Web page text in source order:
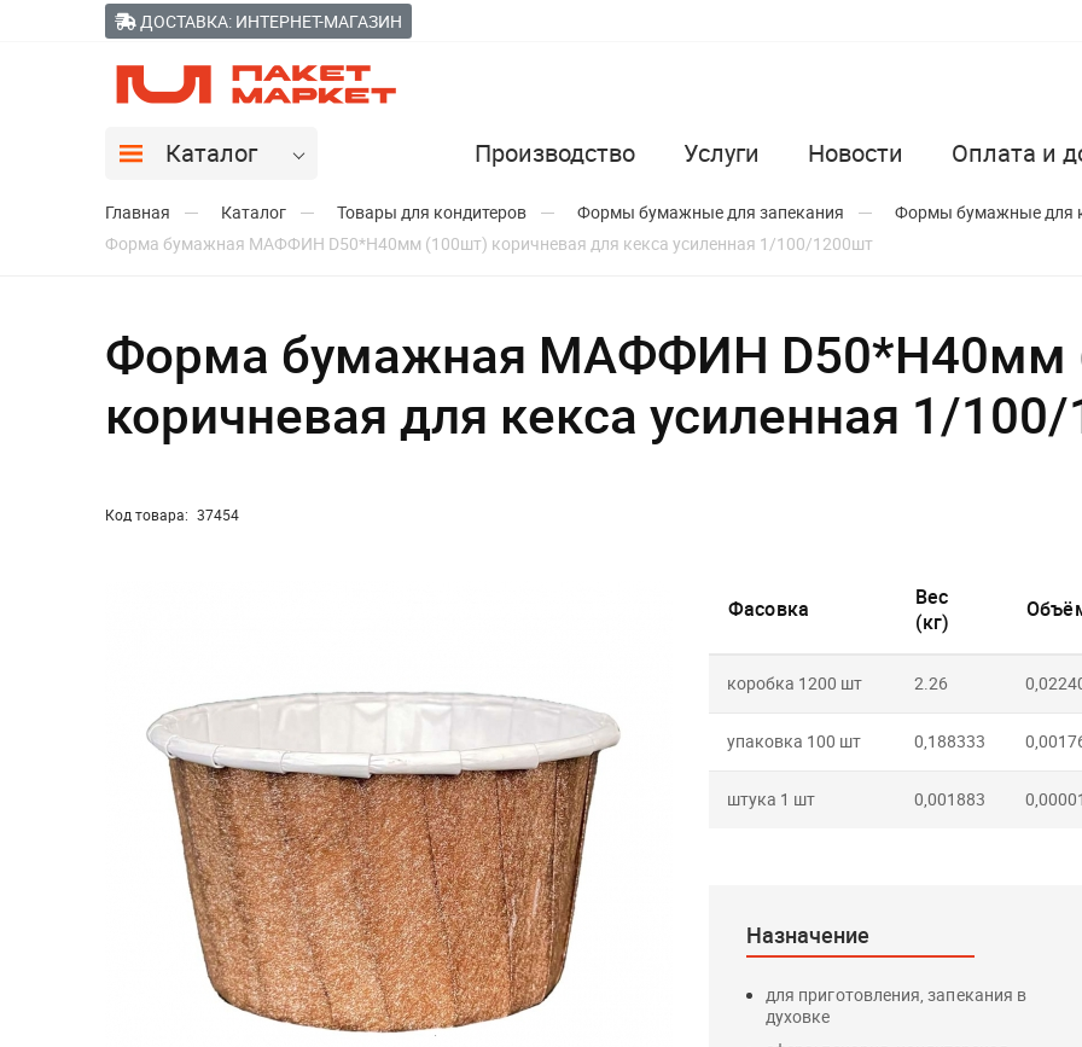
ДОСТАВКА: ИНТЕРНЕТ-МАГАЗИН
Каталог Производство Услуги Новости Оплата и
Главная Каталог Товары для кондитеров Формы бумажные для запекания
Формы бумажные для
Форма бумажная МАФФИН D50*H40мм (100шт) коричневая для кекса усиленная 1/100/1200шт
Форма бумажная МАФФИН D50*H40мм
коричневая для кекса усиленная 1/
Код товара: 37454
Фасовка
Вес
(кг)
коробка 1200 шт 2.26
упаковка 100 шт 0,188333
штука 1 шт 0,001883
Назначение
для приготовления, запекания в
духовке